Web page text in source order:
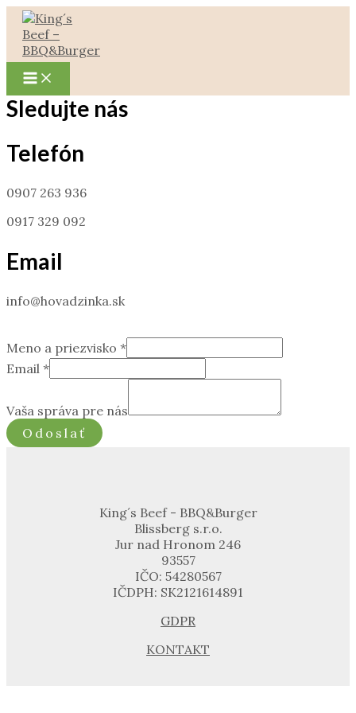
Preskočiť
obsah
Main
Menu
Sledujte nás
Telefón
0907 263 936
0917 329 092
Email
info@hovadzinka.sk
Meno a priezvisko *
Email *
Vaša správa pre nás
Odoslať
King´s Beef - BBQ&Burger
Blissberg s.r.o.
Jur nad Hronom 246
93557
IČO: 54280567
IČDPH: SK2121614891
GDPR
KONTAKT